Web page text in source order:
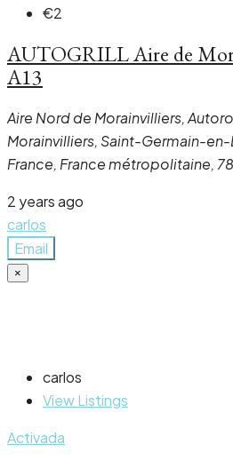
€2
AUTOGRILL Aire de
A13
Aire Nord de Morainvilliers,
Morainvilliers, Saint-Germain-
France, France métropolitaine,
2 years ago
carlos
Email
×
carlos
View Listings
Activada